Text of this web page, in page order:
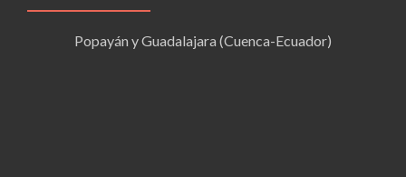
Popayán y Guadalajara (Cuenca-Ecuador)